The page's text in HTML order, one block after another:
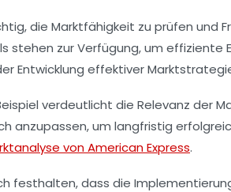
die Marktfähigkeit zu prüfen und
stehen zur Verfügung, um
Entwicklung effektiver
verdeutlicht die Relevanz der
anzupassen, um langfristig
von American Express.
festhalten, dass die